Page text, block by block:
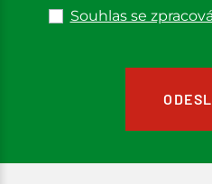
Souhlas se